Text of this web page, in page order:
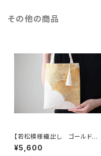
その他の商品
【若松模様織出し ゴールド
シルク帯リメイク ミニサブバック
フォーマルバック】日常使い、結
¥5,600